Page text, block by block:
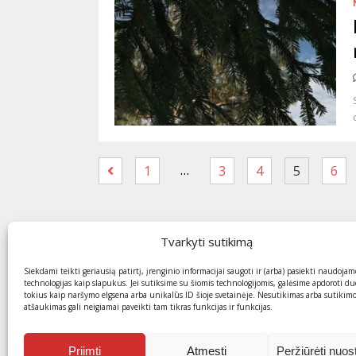
Tvarkyti sutikimą
Siekdami teikti geriausią patirtį, įrenginio informacijai saugoti ir (arba) pasiekti
technologijas kaip slapukus. Jei sutiksime su šiomis technologijomis, galėsime apdoroti
tokius kaip naršymo elgsena arba unikalūs ID šioje svetainėje. Nesutikimas arba sutikimo
atšaukimas gali neigiamai paveikti tam tikras funkcijas ir funkcijas.
Priimti Atmesti Peržiūrėti
1 … 3 4 5 6